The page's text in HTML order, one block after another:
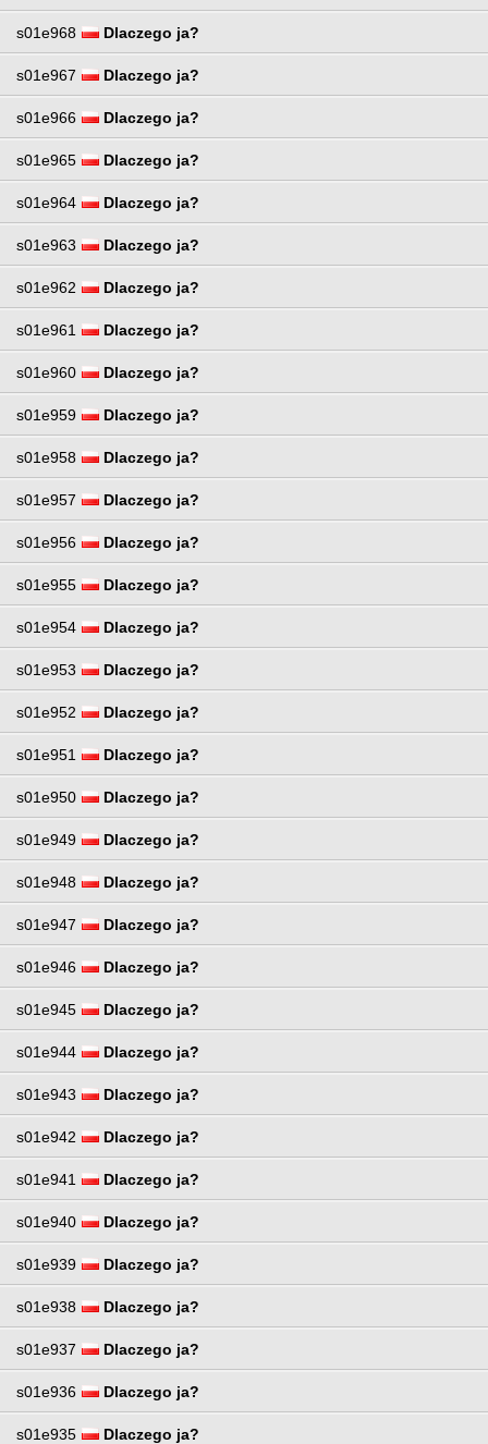
s01e968 Dlaczego ja?
s01e967 Dlaczego ja?
s01e966 Dlaczego ja?
s01e965 Dlaczego ja?
s01e964 Dlaczego ja?
s01e963 Dlaczego ja?
s01e962 Dlaczego ja?
s01e961 Dlaczego ja?
s01e960 Dlaczego ja?
s01e959 Dlaczego ja?
s01e958 Dlaczego ja?
s01e957 Dlaczego ja?
s01e956 Dlaczego ja?
s01e955 Dlaczego ja?
s01e954 Dlaczego ja?
s01e953 Dlaczego ja?
s01e952 Dlaczego ja?
s01e951 Dlaczego ja?
s01e950 Dlaczego ja?
s01e949 Dlaczego ja?
s01e948 Dlaczego ja?
s01e947 Dlaczego ja?
s01e946 Dlaczego ja?
s01e945 Dlaczego ja?
s01e944 Dlaczego ja?
s01e943 Dlaczego ja?
s01e942 Dlaczego ja?
s01e941 Dlaczego ja?
s01e940 Dlaczego ja?
s01e939 Dlaczego ja?
s01e938 Dlaczego ja?
s01e937 Dlaczego ja?
s01e936 Dlaczego ja?
s01e935 Dlaczego ja?